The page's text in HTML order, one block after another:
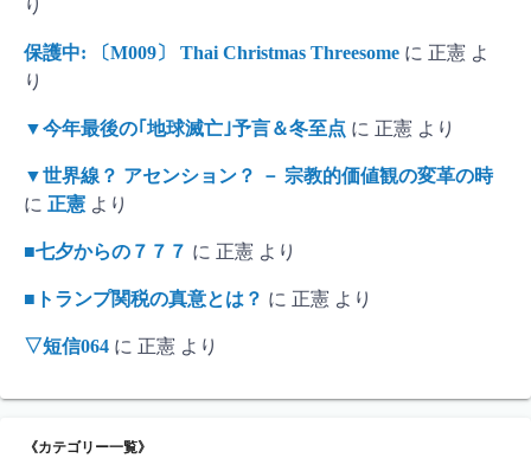
り
保護中: 〔M009〕 Thai Christmas Threesome に 正憲 よ
り
▼今年最後の｢地球滅亡｣予言＆冬至点 に 正憲 より
▼世界線？ アセンション？ － 宗教的価値観の変革の時
に 正憲 より
■七夕からの７７７ に 正憲 より
■トランプ関税の真意とは？ に 正憲 より
▽短信064 に 正憲 より
《カテゴリー一覧》